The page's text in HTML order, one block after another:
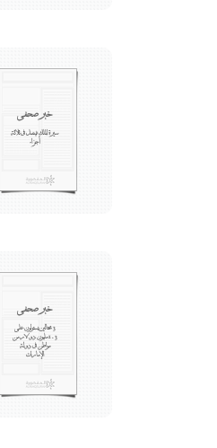
خبر صحفي
سيرة الملك فيصل في ثلاثة
أجزاء
خبر صحفي
3 محتالين يستولون على
1.3 مليون دولار من
مواطن في دولة
الإمارات